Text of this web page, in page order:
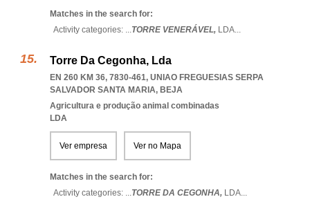
Matches in the search for:
Activity categories: ...TORRE VENERÁVEL, LDA...
Torre Da Cegonha, Lda
EN 260 KM 36, 7830-461, UNIAO FREGUESIAS SERPA
SALVADOR SANTA MARIA, BEJA
Agricultura e produção animal combinadas
LDA
Ver empresa Ver no Mapa
Matches in the search for:
Activity categories: ...TORRE DA CEGONHA, LDA...